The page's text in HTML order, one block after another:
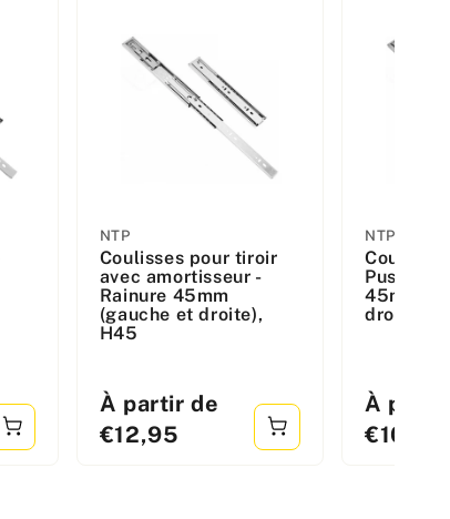
Fabricant
:
NTP
Coulisses pour tiroir
avec amortisseur -
Rainure 45mm
(gauche et droite),
H45
Prix
standard
À partir de
€12,95
Fabricant
:
NTP
Push to
45mm
droite),
Prix
standard
À
€10,28